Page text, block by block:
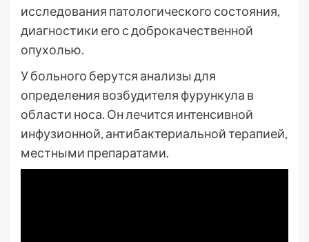
исследования патологического состояния,
диагностики его с доброкачественной
опухолью.
У больного берутся анализы для
определения возбудителя фурункула в
области носа. Он лечится интенсивной
инфузионной, антибактериальной терапией,
местными препаратами.